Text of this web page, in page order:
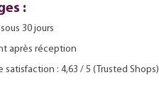
:
30 jours
après réception
satisfaction : 4,63 / 5 (Trusted Shops)